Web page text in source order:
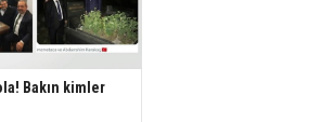
Bakın kimler